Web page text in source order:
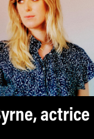
actrice